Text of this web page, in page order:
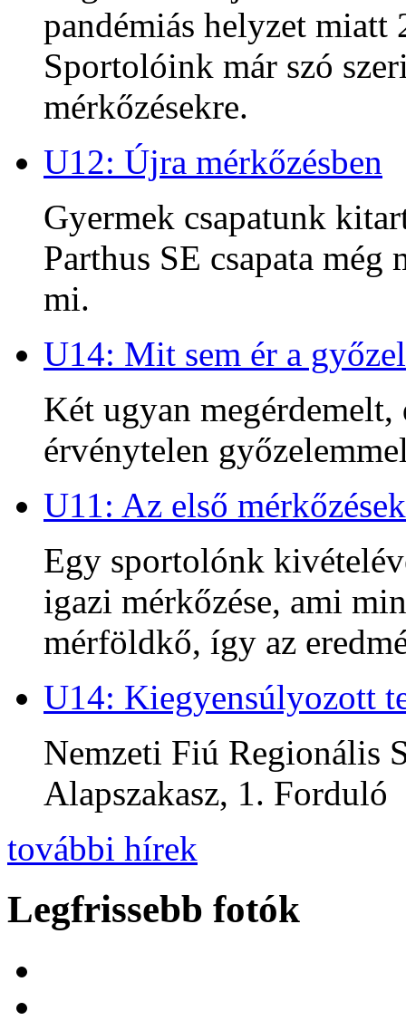
pandémiás helyzet
Sportolóink már szó
mérkőzésekre.
U12: Újra mérkőzésben
Gyermek csapatunk
Parthus SE csapata
mi.
U14: Mit sem ér a
Két ugyan
érvénytelen
U11: Az első mérkőzések
Egy sportolónk
igazi mérkőzése, ami
mérföldkő, így az
U14: Kiegyensúlyozott
Nemzeti Fiú Regionális
Alapszakasz, 1. Forduló
további hírek
Legfrissebb fotók